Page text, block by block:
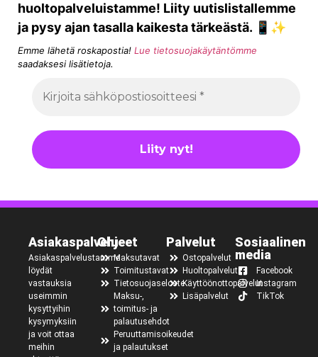
huoltopalveluistamme! Liity uutislistallemme
ja pysy ajan tasalla kaikesta tärkeästä. 📱✨
Emme lähetä roskapostia! Lue tietosuojakäytäntömme
saadaksesi lisätietoja.
Asiakaspalvelu
Asiakaspalvelustamme
löydät
vastauksia
useimmin
kysyttyihin
kysymyksiin
ja voit ottaa
meihin
Ohjeet
Maksutavat
Toimitustavat
Tietosuojaseloste
Maksu-,
toimitus- ja
palautusehdot
Peruuttamisoikeudet
ja palautukset
Palvelut
Ostopalvelut
Huoltopalvelut
Käyttöönottopalvelut
Lisäpalvelut
Sosiaalinen
media
Facebook
Instagram
TikTok